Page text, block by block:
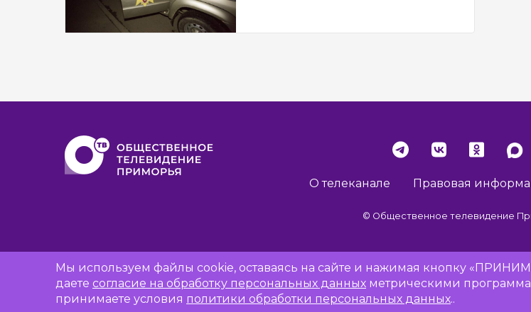
О телеканале Правовая
© Общественное телевидение
Разработка сайта -
Мы используем файлы cookie, оставаясь на сайте и нажимая кнопку
даете согласие на обработку персональных данных метрическими
принимаете условия политики обработки персональных данных..